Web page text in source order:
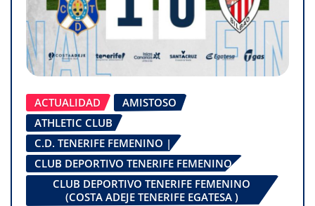
ACTUALIDAD
AMISTOSO
ATHLETIC CLUB
C.D. TENERIFE FEMENINO |
CLUB DEPORTIVO TENERIFE FEMENINO
CLUB DEPORTIVO TENERIFE FEMENINO
(COSTA ADEJE TENERIFE EGATESA )